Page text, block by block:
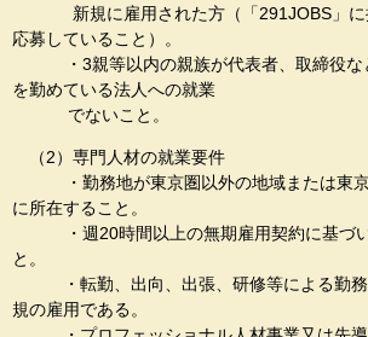
新規に雇用された方（「291JOBS」に
応募していること）。
・3親等以内の親族が代表者、取締役な
を勤めている法人への就業
でないこと。
（2）専門人材の就業要件
・勤務地が東京圏以外の地域または東京
に所在すること。
・週20時間以上の無期雇用契約に基づい
と。
・転勤、出向、出張、研修等による勤務
規の雇用である。